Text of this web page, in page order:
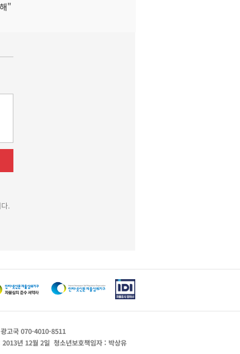
"
.
광고국 070-4010-8511
2013년 12월 2일 청소년보호책임자 : 박상유